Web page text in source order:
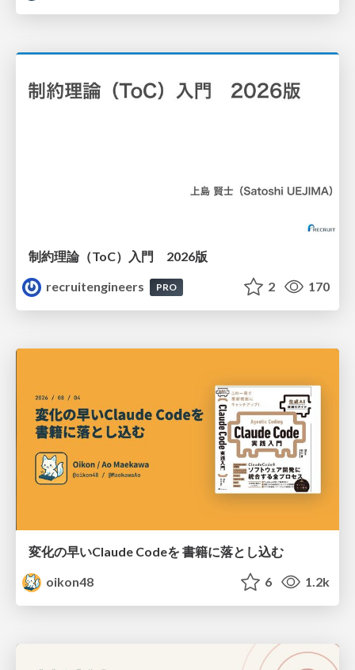
制約理論（ToC）入門 2026版
recruitengineers
PRO 2 170
変化の早いClaude Codeを 書籍に落とし込む
oikon48
6 1.2k